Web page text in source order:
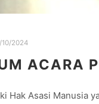
2024
ACARA
Hak Asasi Manusia